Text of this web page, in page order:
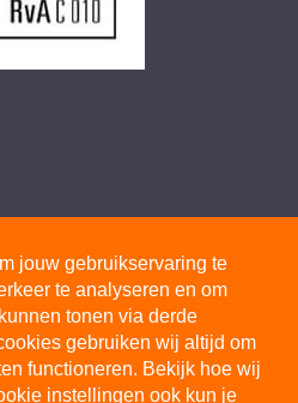
jouw gebruikservaring te
te analyseren en om
tonen via derde
gebruiken wij altijd om
functioneren. Bekijk hoe wij
instellingen ook kun je